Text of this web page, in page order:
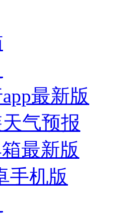
最新版
气预报
最新版
手机版